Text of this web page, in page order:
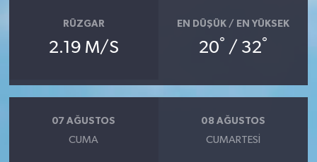
RÜZGAR
2.19 M/S
EN DÜŞÜK / EN YÜKSEK
20° / 32°
07 AĞUSTOS
CUMA
08 AĞUSTOS
CUMARTESI